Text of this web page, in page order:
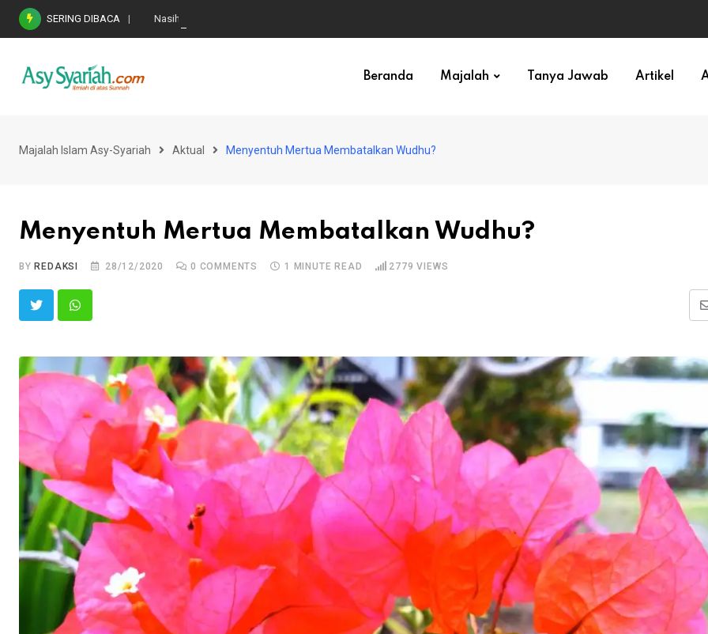
Skip
SERING DIBACA Nasihat Emas di Masa Fitnah (Ujian/Perselisihan)
Beranda Majalah Tanya Jawab Artikel
Majalah Islam Asy-Syariah Aktual Menyentuh Mertua Membatalkan Wudhu?
Menyentuh Mertua Membatalkan Wudhu?
BY REDAKSI 28/12/2020 0 COMMENTS 1 MINUTE READ 2779 VIEWS